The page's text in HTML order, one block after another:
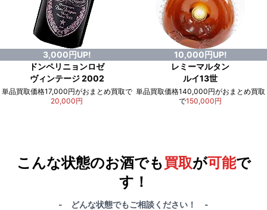
3,000円UP!
ドンペリニョンロゼ
ヴィンテージ 2002
単品買取価格17,000円がおまとめ買取で
20,000円
10,000円UP!
レミーマルタン
ルイ13世
単品買取価格140,000円がおまとめ買取
で150,000円
こんな状態のお酒でも買取が可能で
す！
- どんな状態でもご相談ください！ -